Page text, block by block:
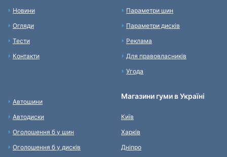
Новини
Огляди
Тести
Контакти
Параметри шин
Параметри дисків
Реклама
Для правовласників
Угода
Автошини
Автодиски
Оголошення б у шин
Оголошення б у дисків
Магазини гуми в Україні
Київ
Харків
Дніпро